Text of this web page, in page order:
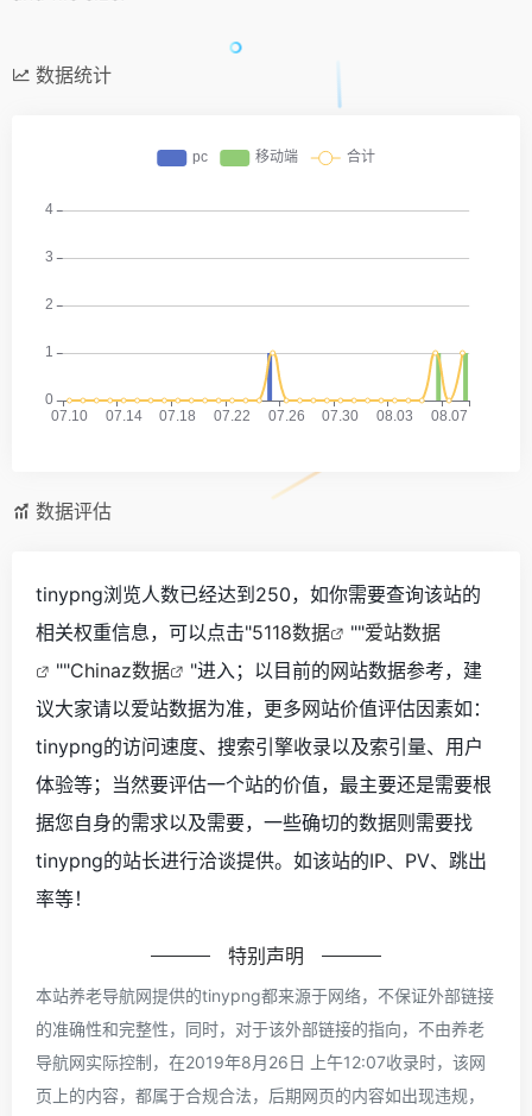
数据统计
数据评估
tinypng浏览人数已经达到250，如你需要查询该站的
相关权重信息，可以点击"5118数据 ""爱站数据
""Chinaz数据
"进入；以目前的网站数据参考，建
议大家请以爱站数据为准，更多网站价值评估因素如：
tinypng的访问速度、搜索引擎收录以及索引量、用户
体验等；当然要评估一个站的价值，最主要还是需要根
据您自身的需求以及需要，一些确切的数据则需要找
tinypng的站长进行洽谈提供。如该站的IP、PV、跳出
率等！
特别声明
本站养老导航网提供的tinypng都来源于网络，不保证外部链接
的准确性和完整性，同时，对于该外部链接的指向，不由养老
导航网实际控制，在2019年8月26日 上午12:07收录时，该网
页上的内容，都属于合规合法，后期网页的内容如出现违规，